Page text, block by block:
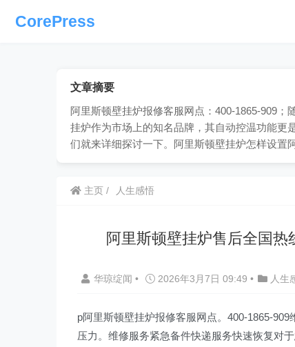
CorePress
文章摘要
阿里斯顿壁挂炉报修客服网点：400-1865-909
挂炉作为市场上的知名品牌，其自动控温功能更
们就来详细探讨一下。阿里斯顿壁挂炉怎样设
主页 人生感悟
阿里斯顿壁挂炉售后全国
华琼绽闻 • 2026年3月7日 09:49 • 人生
p阿里斯顿壁挂炉报修客服网点。400-1865-
压力。维修服务紧急备件快递服务快速恢复对